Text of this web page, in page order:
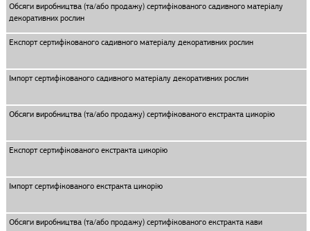
Обсяги виробництва (та/або продажу) сертифікованого садивного матеріалу
декоративних рослин
Експорт сертифікованого садивного матеріалу декоративних рослин
Імпорт сертифікованого садивного матеріалу декоративних рослин
Обсяги виробництва (та/або продажу) сертифікованого екстракта цикорію
Експорт сертифікованого екстракта цикорію
Імпорт сертифікованого екстракта цикорію
Обсяги виробництва (та/або продажу) сертифікованого екстракта кави